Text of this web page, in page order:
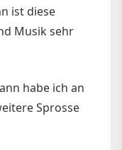
ist diese
Musik sehr
habe ich an
Sprosse